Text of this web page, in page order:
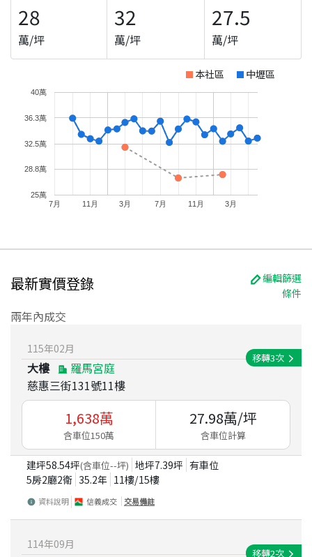
28
萬/坪
32
萬/坪
27.5
萬/坪
本社區 中壢區
7月 11月 3月 7月 11月 3月
25萬
28.8萬
32.5萬
36.3萬
40萬
最新實價登錄
編輯篩選
條件
兩年內成交
115年02月
大樓
羅馬宮庭
慈惠三街131號11樓
移轉3次
1,638萬
含車位150萬
27.98萬/坪
含車位計算
建坪58.54坪(含車位--坪) 地坪7.39坪 有車位
5房2廳2衛 35.2年 11樓/15樓
資料說明 信義成交 交易備註
114年09月
移轉2次